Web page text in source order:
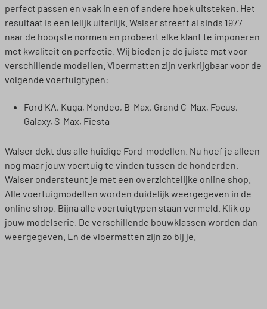
perfect passen en vaak in een of andere hoek uitsteken. Het
resultaat is een lelijk uiterlijk. Walser streeft al sinds 1977
naar de hoogste normen en probeert elke klant te imponeren
met kwaliteit en perfectie. Wij bieden je de juiste mat voor
verschillende modellen. Vloermatten zijn verkrijgbaar voor de
volgende voertuigtypen:
Ford KA, Kuga, Mondeo, B-Max, Grand C-Max, Focus,
Galaxy, S-Max, Fiesta
Walser dekt dus alle huidige Ford-modellen. Nu hoef je alleen
nog maar jouw voertuig te vinden tussen de honderden.
Walser ondersteunt je met een overzichtelijke online shop.
Alle voertuigmodellen worden duidelijk weergegeven in de
online shop. Bijna alle voertuigtypen staan vermeld. Klik op
jouw modelserie. De verschillende bouwklassen worden dan
weergegeven. En de vloermatten zijn zo bij je.